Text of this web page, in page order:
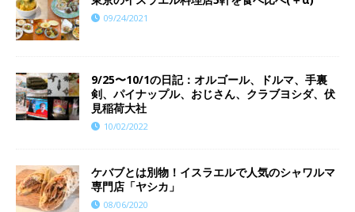
09/24/2021
9/25〜10/1の日記：オルゴール、ドルマ、手裏
剣、パイナップル、おじさん、クラブヨシダ、伏
見稲荷大社
10/02/2022
ケバブとは別物！イスラエルで人気のシャワルマ
専門店「ヤシカ」
08/06/2020